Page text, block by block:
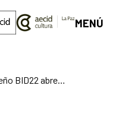
MENÚ
8ª Bienal Iberoamericana de Diseño BID22 abre inscripciones